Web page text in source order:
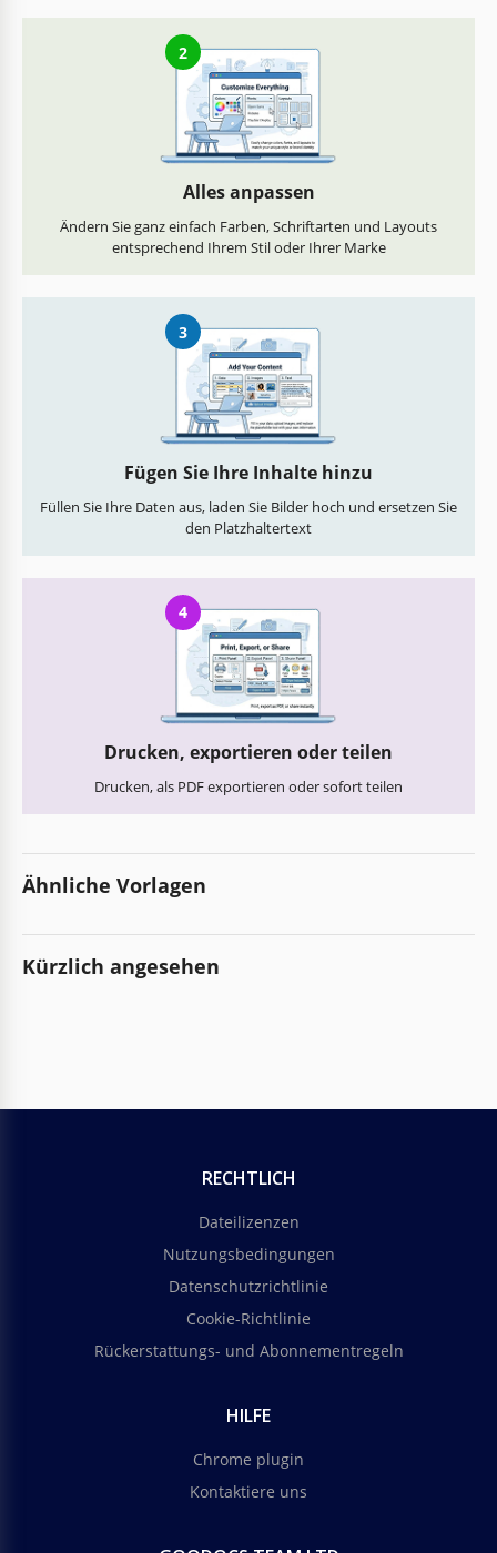
2
Alles anpassen
Ändern Sie ganz einfach Farben, Schriftarten und Layouts
entsprechend Ihrem Stil oder Ihrer Marke
3
Fügen Sie Ihre Inhalte hinzu
Füllen Sie Ihre Daten aus, laden Sie Bilder hoch und ersetzen Sie
den Platzhaltertext
4
Drucken, exportieren oder teilen
Drucken, als PDF exportieren oder sofort teilen
Ähnliche Vorlagen
Kürzlich angesehen
RECHTLICH
Dateilizenzen
Nutzungsbedingungen
Datenschutzrichtlinie
Cookie-Richtlinie
Rückerstattungs- und Abonnementregeln
HILFE
Chrome plugin
Kontaktiere uns